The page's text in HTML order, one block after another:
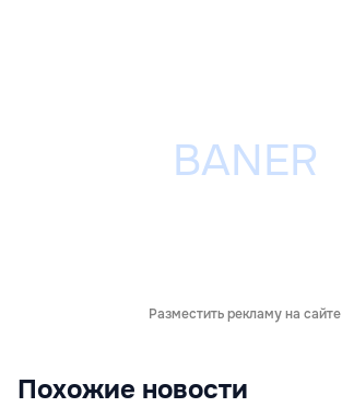
Разместить рекламу на сайте
Похожие новости